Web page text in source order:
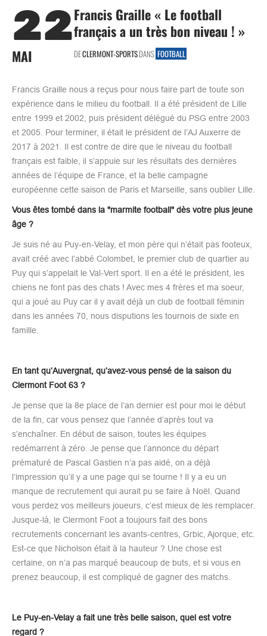
22
MAI
Francis Graille « Le football
français a un très bon niveau ! »
DECLERMONT-SPORTSDANS FOOTBALL
Francis Graille nous a reçus pour nous faire part de toute son
expérience dans le milieu du football. Il a été président de Lille
entre 1999 et 2002, puis président délégué du PSG entre 2003
et 2005. Pour terminer, il était le président de l’AJ Auxerre de
2017 à 2021. Il est contre de dire que le niveau du football
français est faible, il s’appuie sur les résultats des dernières
années de l’équipe de France, et la belle campagne
européenne cette saison de Paris et Marseille, sans oublier Lille.​
Vous êtes tombé dans la "marmite football" dès votre plus jeune
âge ?
Je suis né au Puy-en-Velay, et mon père qui n’était pas footeux,
avait créé avec l’abbé Colombet, le premier club de quartier au
Puy qui s’appelait le Val-Vert sport. Il en a été le président, les
chiens ne font pas des chats ! Avec mes 4 frères et ma soeur,
qui a joué au Puy car il y avait déjà un club de football féminin
dans les années 70, nous disputions les tournois de sixte en
famille.
En tant qu’Auvergnat, qu’avez-vous pensé de la saison du
Clermont Foot 63 ?
Je pense que la 8e place de l’an dernier est pour moi le début
de la fin, car vous pensez que l’année d’après tout va
s’enchaîner. En début de saison, toutes les équipes
redémarrent à zéro. Je pense que l’annonce du départ
prématuré de Pascal Gastien n’a pas aidé, on a déjà
l’impression qu’il y a une page qui se tourne ! Il y a eu un
manque de recrutement qui aurait pu se faire à Noël. Quand
vous perdez vos meilleurs joueurs, c’est mieux de les remplacer.
Jusque-là, le Clermont Foot a toujours fait des bons
recrutements concernant les avants-centres, Grbic, Ajorque, etc.
Est-ce que Nicholson était à la hauteur ? Une chose est
certaine, on n’a pas marqué beaucoup de buts, et si vous en
prenez beaucoup, il est compliqué de gagner des matchs.
Le Puy-en-Velay a fait une très belle saison, quel est votre
regard ?